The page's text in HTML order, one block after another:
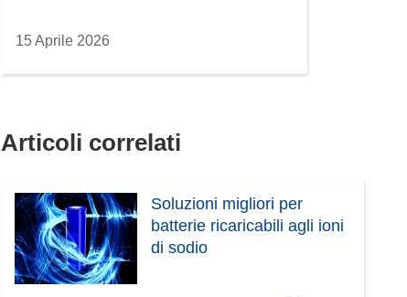
15 Aprile 2026
Articoli correlati
Soluzioni migliori per
batterie ricaricabili agli ioni
di sodio